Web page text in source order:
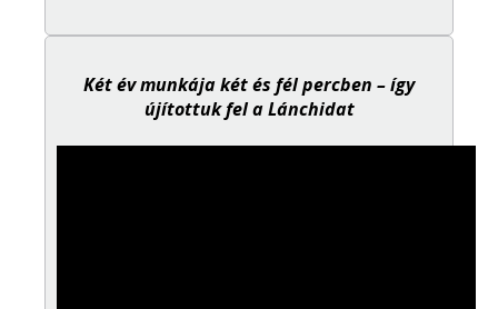
Két év munkája két és fél percben – így
újítottuk fel a Lánchidat